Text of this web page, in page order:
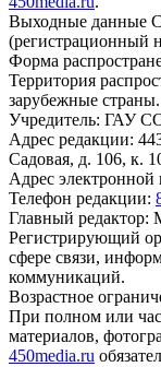
Выходные данные
(регистрационный
Форма
Территория
зарубежные страны.
Учредитель: ГАУ
Адрес редакции:
Садовая, д. 106, к.
Адрес электронной
Телефон редакции:
Главный редактор:
Регистрирующий
сфере связи,
коммуникаций.
Возрастное
При полном или
материалов,
450media.ru